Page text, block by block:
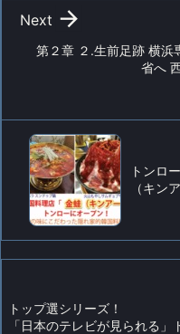
第２章 ２.生前足跡 横浜
省へ

Next
トンロ
（キン
トップ選シリーズ！
「日本のテレビが見られる」